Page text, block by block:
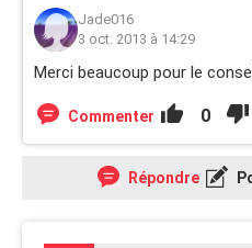
Jade016
3 oct. 2013 à 14:29
Merci beaucoup pour le
Commenter 0
Répondre